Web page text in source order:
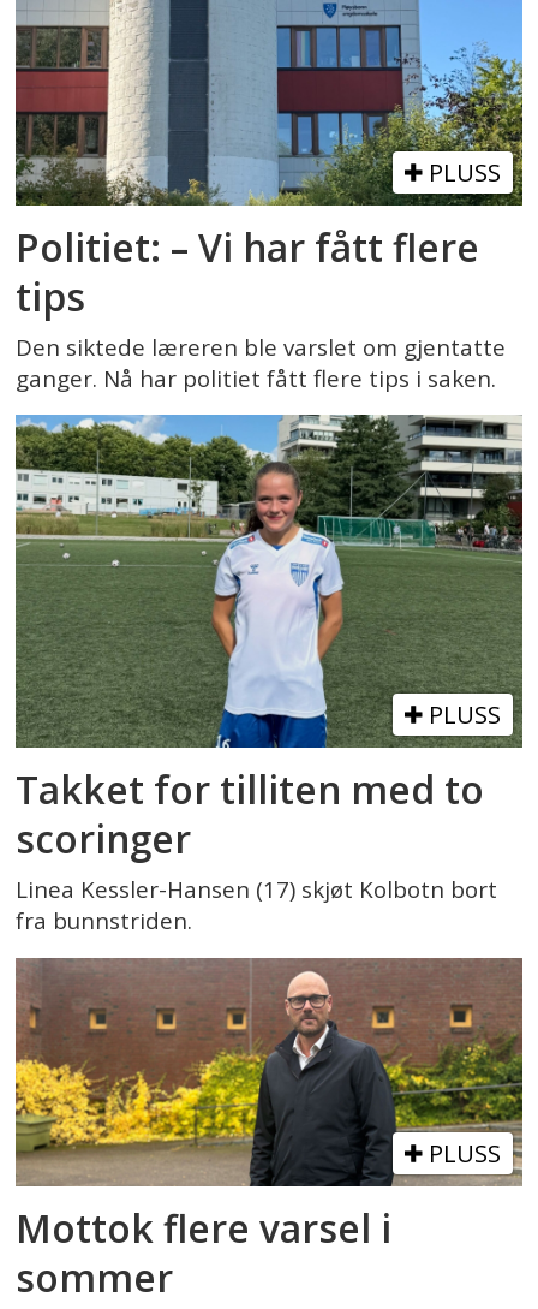
PLUSS
Politiet: – Vi har fått flere
tips
Den siktede læreren ble varslet om gjentatte
ganger. Nå har politiet fått flere tips i saken.
PLUSS
Takket for tilliten med to
scoringer
Linea Kessler-Hansen (17) skjøt Kolbotn bort
fra bunnstriden.
PLUSS
Mottok flere varsel i
sommer